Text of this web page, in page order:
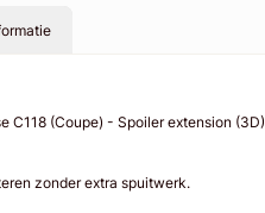
C118 (Coupe) - Spoiler extension (3D)
zonder extra spuitwerk.